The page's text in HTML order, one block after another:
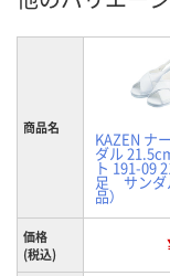
商品名
KAZEN ナ
ダル
ト 191-09
足 サンダ
品）
価格
(税込)